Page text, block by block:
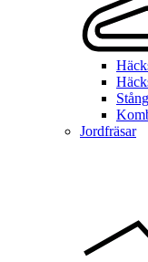
Jordfräsar